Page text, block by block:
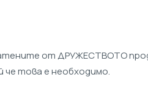
от ДРУЖЕСТВОТО
това е необходимо.